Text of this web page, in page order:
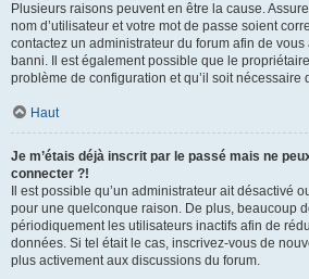
Plusieurs raisons peuvent en être la cause.
nom d’utilisateur et votre mot de passe soient
contactez un administrateur du forum afin de
banni. Il est également possible que le
problème de configuration et qu’il soit nécessaire
Haut
Je m’étais déjà inscrit par le passé mais ne
connecter ?!
Il est possible qu’un administrateur ait désactivé
pour une quelconque raison. De plus, beaucoup
périodiquement les utilisateurs inactifs afin de
données. Si tel était le cas, inscrivez-vous de
plus activement aux discussions du forum.